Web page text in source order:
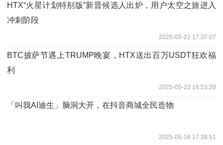
HTX“火星计划特别版”新晋候选人出炉，用户太空之旅进入
冲刺阶段
2025-05-22 17:37:07
BTC披萨节遇上TRUMP晚宴，HTX送出百万USDT狂欢福
利
2025-05-22 16:53:20
「叫我AI迪生」脑洞大开，在抖音商城全民造物
2025-05-16 17:38:51